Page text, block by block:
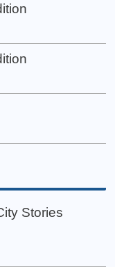
Stories